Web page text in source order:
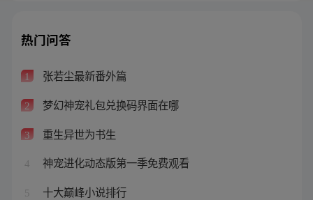
热门问答
1 张若尘最新番外篇
2 梦幻神宠礼包兑换码界面在哪
3 重生异世为书生
4 神宠进化动态版第一季免费观看
5 十大巅峰小说排行